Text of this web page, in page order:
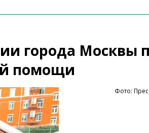
города Москвы
помощи
Фото: